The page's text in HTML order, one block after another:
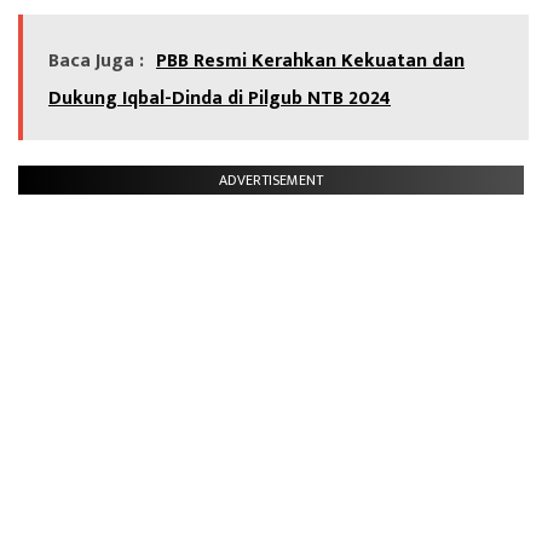
Baca Juga : PBB Resmi Kerahkan Kekuatan dan
Dukung Iqbal-Dinda di Pilgub NTB 2024
ADVERTISEMENT